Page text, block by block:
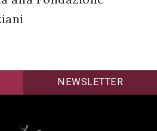
NEWSLETTER